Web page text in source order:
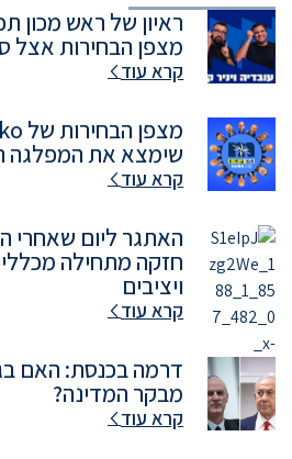
ראיון של ראש מכון
מצפן הבחירות אצל
קרא עוד
שימצא את המפלגה
קרא עוד
האתגר ליום שאחרי
חזקה מתחילה
ויציבים
קרא עוד
דרמה בכנסת: האם
מבקר המדינה?
קרא עוד